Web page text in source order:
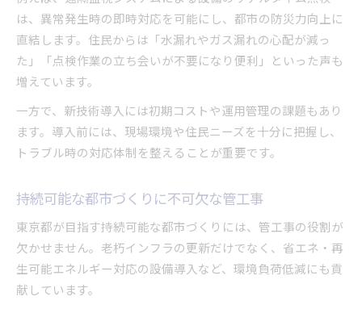
は、異常発生時の即時対応を可能にし、都市の防災力向上に
直結します。住民からは「水漏れやガス漏れの心配が減っ
た」「点検作業の立ち会いが不要になり便利」といった声も
増えています。
一方で、新技術導入には初期コストや運用管理の課題もあり
ます。導入前には、現場環境や住民ニーズを十分に把握し、
トラブル時の対応体制を整えることが重要です。
持続可能な都市づくりに不可欠な管工事
東京都が目指す持続可能な都市づくりには、管工事の役割が
欠かせません。老朽インフラの更新だけでなく、省エネ・再
生可能エネルギー対応の設備導入など、環境負荷低減にも貢
献しています。